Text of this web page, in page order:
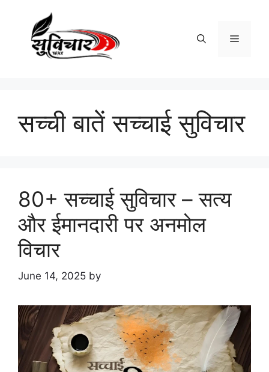
content
Menu
सच्ची बातें सच्चाई सुविचार
80+ सच्चाई सुविचार – सत्य
और ईमानदारी पर अनमोल
विचार
June 14, 2025 by